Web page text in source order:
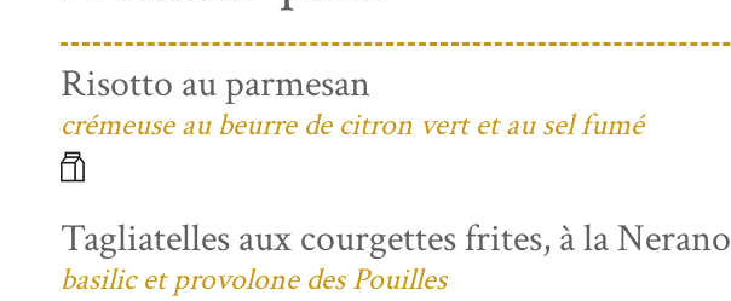
Risotto au parmesan
crémeuse au beurre de citron vert et au sel fumé
Tagliatelles aux courgettes frites, à la Nerano
basilic et provolone des Pouilles